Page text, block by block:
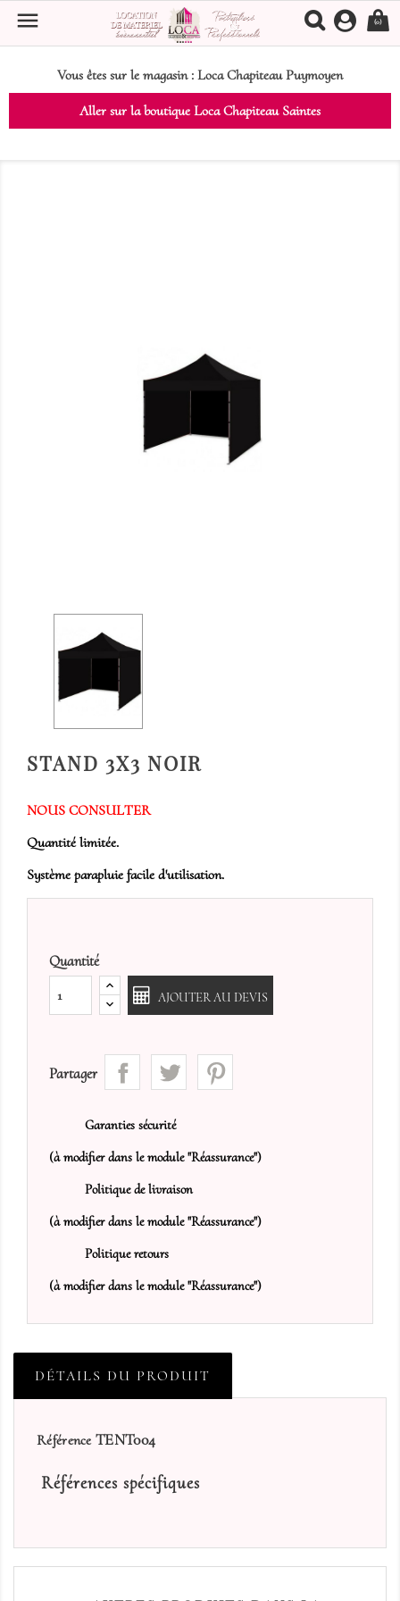
Vous êtes sur le magasin : Loca Chapiteau Puymoyen
Aller sur la boutique Loca Chapiteau Saintes
 (0)
STAND 3X3 NOIR
NOUS CONSULTER
Quantité limitée.
Système parapluie facile d'utilisation.
Quantité
AJOUTER AU DEVIS
Partager
Garanties sécurité
(à modifier dans le module "Réassurance")
Politique de livraison
(à modifier dans le module "Réassurance")
Politique retours
(à modifier dans le module "Réassurance")
DÉTAILS DU PRODUIT
Référence TENT004
Références spécifiques